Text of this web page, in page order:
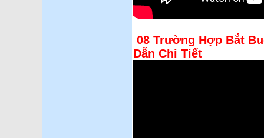
08 Trường Hợp Bắt
Dẫn Chi Tiết